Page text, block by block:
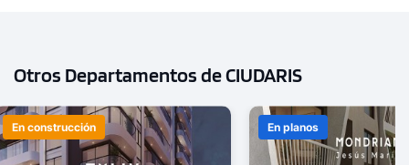
Otros Departamentos de CIUDARIS
En construcción En planos